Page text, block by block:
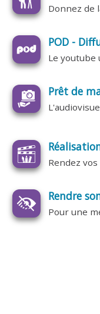
Donnez de
POD -
Le
Prêt de
Rendez
Rendre
Pour une